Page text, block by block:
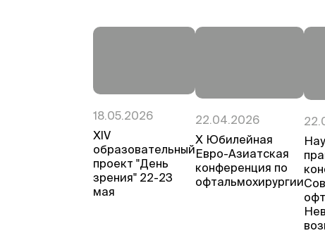
18.05.2026
ХIV
образовательный
проект "День
зрения" 22-23
мая
22.04.2026
Х Юбилейная
Евро-Азиатская
конференция по
офтальмохирургии